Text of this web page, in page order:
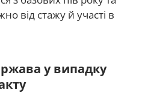
від стажу й участі в
у випадку